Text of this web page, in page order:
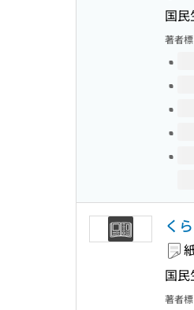
国
著者標
この
く
国
著者標